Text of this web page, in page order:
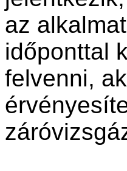
az
időponttal
felvenni,